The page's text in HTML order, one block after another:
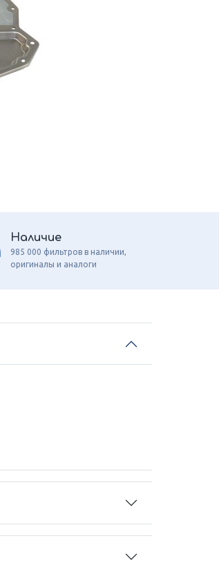
Наличие
985 000 фильтров в наличии,
оригиналы и аналоги